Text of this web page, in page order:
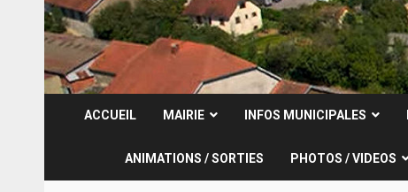
ACCUEIL MAIRIE INFOS MUNICIPALES
ANIMATIONS / SORTIES PHOTOS / VIDEOS